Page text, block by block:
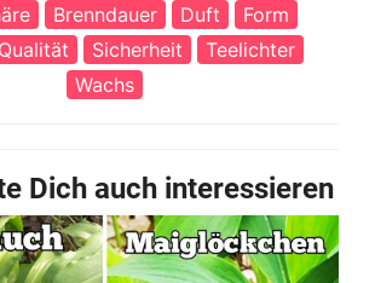
Brenndauer Duft
Form
Qualität Sicherheit
Teelichter
Wachs
Dich auch interessieren